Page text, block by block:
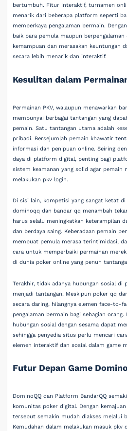
bertumbuh. Fitur interaktif, turnamen
menarik dari beberapa platform seperti
memperkaya pengalaman bermain.
baik para pemula maupun berpengalaman
kemampuan dan merasakan keuntungan
secara lebih menarik dan interaktif.
Kesulitan dalam
Permainan PKV, walaupun menawarkan
mempunyai berbagai tantangan yang
pemain. Satu tantangan utama adalah
pribadi. Bersejumlah pemain khawatir
informasi dan penipuan online. Seiring
daya di platform digital, penting bagi
sistem keamanan yang solid agar pemain
melakukan pkv login.
Di sisi lain, kompetisi yang sangat ketat
dominoqq dan bandar qq menambah
harus selalu meningkatkan keterampilan
dan berdaya saing. Keberadaan pemain
membuat pemula merasa terintimidasi,
cara untuk memperbaiki permainan
di dunia poker online yang penuh
Terakhir, tidak adanya hubungan sosial di
menjadi tantangan. Meskipun poker qq
secara daring, hilangnya elemen face-to-
pengalaman bermain bagi sebagian
hubungan sosial dengan sesama dapat
sehingga penyedia situs perlu mencari
elemen interaktif dan sosial dalam game
Futur Depan Game
DominoQQ dan Platform BandarQQ
komunitas poker digital. Dengan
tersebut semakin mudah diakses melalui
Kemudahan dalam melakukan masuk pkv